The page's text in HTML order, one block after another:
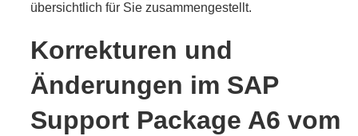
übersichtlich für Sie zusammengestellt.
Korrekturen und
Änderungen im SAP
Support Package A6 vom